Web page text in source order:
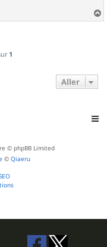
a
1
Aller
© phpBB Limited
© Qiaeru